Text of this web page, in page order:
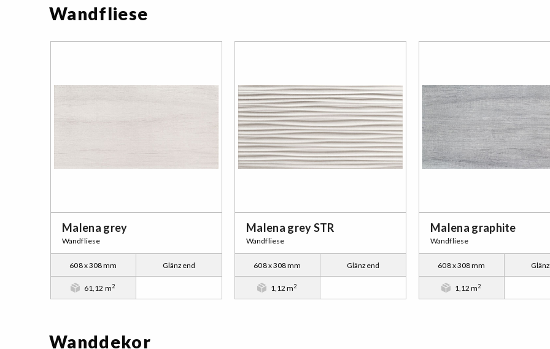
Wandfliese
Malena grey
Wandfliese
608 x 308 mm Glänzend
61,12 m2
Malena grey STR
Wandfliese
608 x 308 mm Glänzend
1,12 m2
Malena graphite
Wandfliese
608 x 308 mm
1,12 m2
Wanddekor